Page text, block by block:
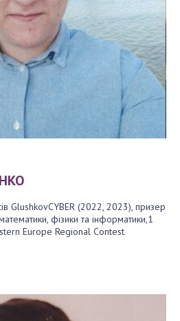
GlushkovCYBER (2022, 2023), призер
фізики та інформатики,1
Europe Regional Contest